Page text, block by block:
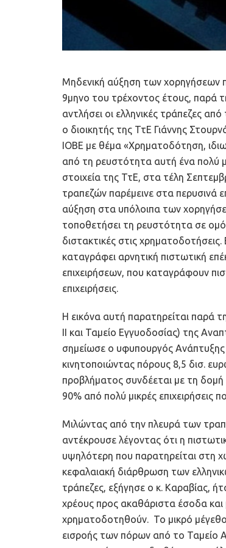
Μηδενική αύξηση των χορηγήσεων
9μηνο του τρέχοντος έτους, παρά
αντλήσει οι ελληνικές τράπεζες
ο διοικητής της ΤτΕ Γιάννης
ΙΟΒΕ με θέμα «Χρηματοδότηση,
από τη ρευστότητα αυτή ένα πολύ
στοιχεία της ΤτΕ, στα τέλη
τραπεζών παρέμεινε στα περυσινά
αύξηση στα υπόλοιπα των
τοποθετήσει τη ρευστότητα σε
διστακτικές στις
καταγράφει αρνητική πιστωτική
επιχειρήσεων, που καταγράφουν
επιχειρήσεις.
Η εικόνα αυτή παρατηρείται παρά
ΙΙ και Ταμείο Εγγυοδοσίας) της
σημείωσε ο υφυπουργός Ανάπτυξης
κινητοποιώντας πόρους 8,5 δισ.
προβλήματος συνδέεται με τη δομή
90% από πολύ μικρές
Μιλώντας από την πλευρά των
αντέκρουσε λέγοντας ότι η
υψηλότερη που παρατηρείται στη
κεφαλαιακή διάρθρωση των
τράπεζες, εξήγησε ο κ. Καραβίας,
χρέους προς ακαθάριστα έσοδα
χρηματοδοτηθούν. Το μικρό
εισροής των πόρων από το Ταμείο